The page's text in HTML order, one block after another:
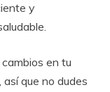
y
en tu
que no dudes